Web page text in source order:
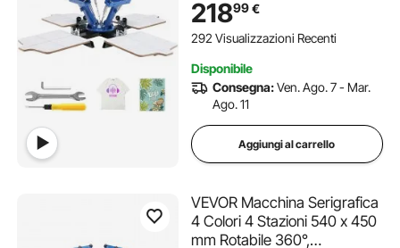
Stampante per Serigrafia 4
Colori 4 Tavole Dimensioni da
360°
21899€
292 Visualizzazioni Recenti
Disponibile
Consegna:Ven. Ago. 7 - Mar.
Ago. 11
Aggiungi al carrello
VEVOR Macchina Serigrafica
4 Colori 4 Stazioni 540 x 450
mm Rotabile 360°,